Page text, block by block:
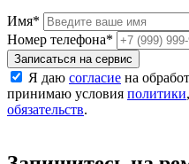
Имя*
Номер телефона*
Записаться на сервис
Я даю согласие на
принимаю условия политики,
обязательств.